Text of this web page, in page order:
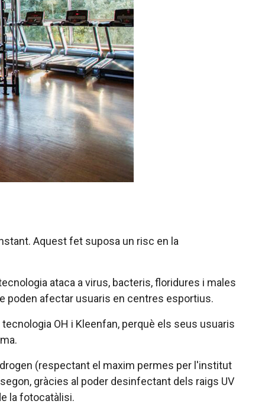
Aquest fet suposa un risc en la
ataca a virus, bacteris, floridures i males
poden afectar usuaris en centres esportius.
OH i Kleenfan, perquè els seus usuaris
(respectant el maxim permes per l'institut
gràcies al poder desinfectant dels raigs UV
la fotocatàlisi.